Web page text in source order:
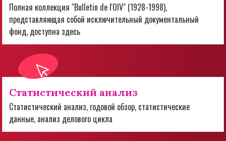
Полная коллекция "Bulletin de l'OIV" (1928-1998),
представляющая собой исключительный документальный
фонд, доступна здесь
Статистический анализ
Статистический анализ, годовой обзор, статистические
данные, анализ делового цикла